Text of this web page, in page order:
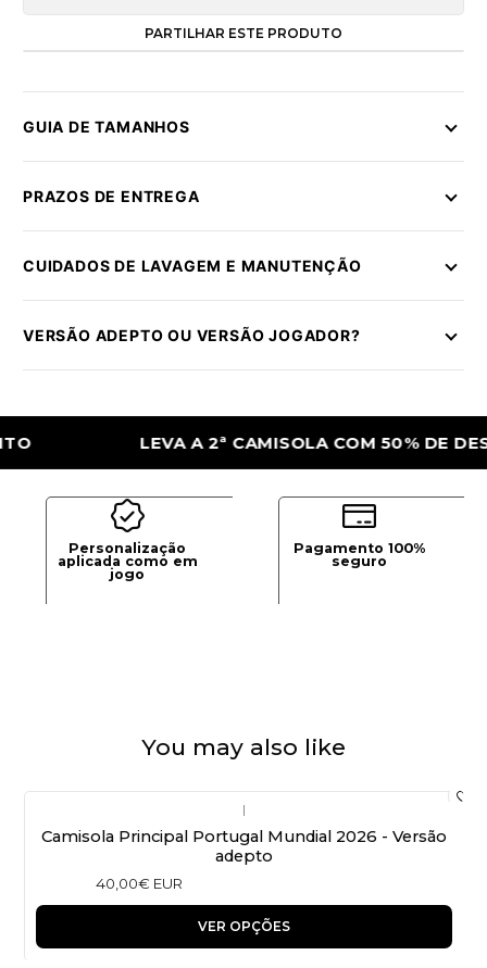
PARTILHAR ESTE PRODUTO
GUIA DE TAMANHOS
PRAZOS DE ENTREGA
CUIDADOS DE LAVAGEM E MANUTENÇÃO
VERSÃO ADEPTO OU VERSÃO JOGADOR?
LEVA A 2ª CAMISOLA COM 50% DE
Personalização
aplicada como em
jogo
Pagamento 100%
seguro
You may also like
|
Camisola Principal Portugal Mundial 2026 - Versão
adepto
40,00€ EUR
VER OPÇÕES